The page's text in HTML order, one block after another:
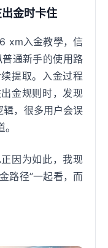
金时卡住
xm入金教學，信
通新手的使用路
提取。入金过程
金规则时，发现
辑，很多用户会误
因为如此，我现
路径”一起看，而